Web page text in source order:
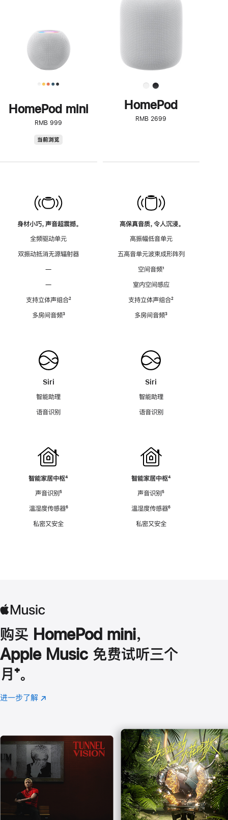
HomePod mini
RMB 999
当前浏览
身材小巧，声音超震撼。
全频驱动单元
双振动抵消无源辐射器
—
—
支持立体声组合脚
²
多房间音频脚
³
Siri
智能助理
语音识别
智能家居中枢脚
⁴
声音识别脚
⁵
温湿度传感器脚
⁶
私密又安全
了
解
HomePod<
HomePod
RMB 2699
高保真音质，令人沉浸。
高振幅低音单元
五高音单元波束成形阵列
空间音频脚
¹
室内空间感应
支持立体声组合脚
²
多房间音频脚
³
Siri
智能助理
语音识别
智能家居中枢脚
⁴
声音识别脚
⁵
温湿度传感器脚
⁶
私密又安全
购买 HomePod mini，
Apple Music 免费试听三个
月 脚
注
⁺。
进一步了解 Apple
(在
口
中
打
开)